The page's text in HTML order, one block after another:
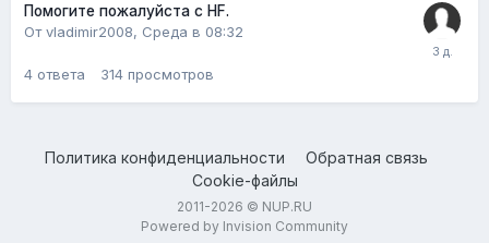
Помогите пожалуйста с HF.
От vladimir2008, Среда в 08:32
4 ответа 314 просмотров
Политика конфиденциальности
Обратная связь
Cookie-файлы
2011-2026 © NUP.RU
Powered by Invision Community